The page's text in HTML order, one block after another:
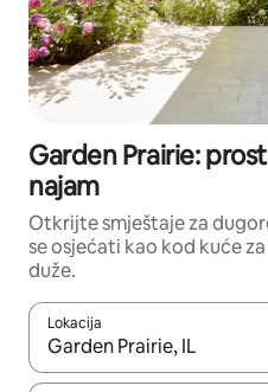
Garden Prairie:
najam
Otkrijte smještaje za
se osjećati kao kod kuće
duže.
Lokacija
Kad su rezultati dostupni,